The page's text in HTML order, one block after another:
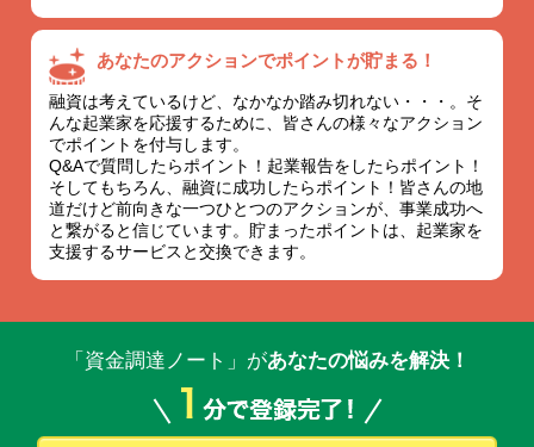
あなたのアクションでポイントが貯まる！
融資は考えているけど、なかなか踏み切れない・・・。そ
んな起業家を応援するために、皆さんの様々なアクション
でポイントを付与します。
Q&Aで質問したらポイント！起業報告をしたらポイント！
そしてもちろん、融資に成功したらポイント！皆さんの地
道だけど前向きな一つひとつのアクションが、事業成功へ
と繋がると信じています。貯まったポイントは、起業家を
支援するサービスと交換できます。
「資金調達ノート」があなたの悩みを解決！